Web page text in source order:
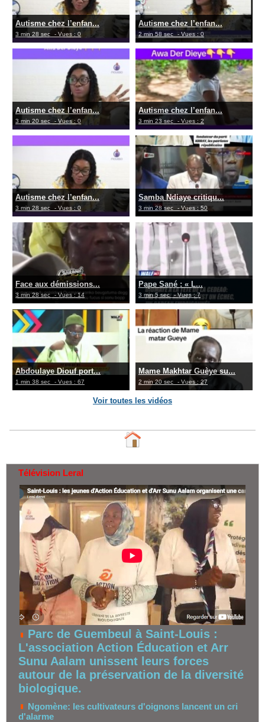
Autisme chez l’enfan...
3 min 28 sec - Vues : 0
Autisme chez l’enfan...
2 min 58 sec - Vues : 0
Autisme chez l’enfan...
3 min 20 sec - Vues : 0
Autisme chez l’enfan...
3 min 23 sec - Vues : 2
Autisme chez l’enfan...
3 min 28 sec - Vues : 0
Samba Ndiaye critiqu...
3 min 28 sec - Vues : 50
Face aux démissions...
3 min 28 sec - Vues : 14
Pape Sané : « L...
3 min 5 sec - Vues : 7
Abdoulaye Diouf port...
1 min 38 sec - Vues : 67
Mame Makhtar Guèye su...
2 min 20 sec - Vues : 27
Voir toutes les vidéos
Télévision Leral
Parc de Guembeul à Saint-Louis :
L'association Action Éducation et Arr
Sunu Aalam unissent leurs forces
autour de la préservation de la diversité
biologique.
Ngomène: les cultivateurs d'oignons lancent un cri
d'alarme